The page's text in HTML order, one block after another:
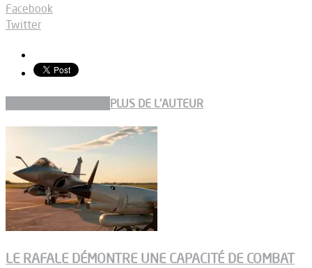
Facebook
Twitter
PLUS DE L'AUTEUR
LE RAFALE DÉMONTRE UNE CAPACITÉ DE COMBAT